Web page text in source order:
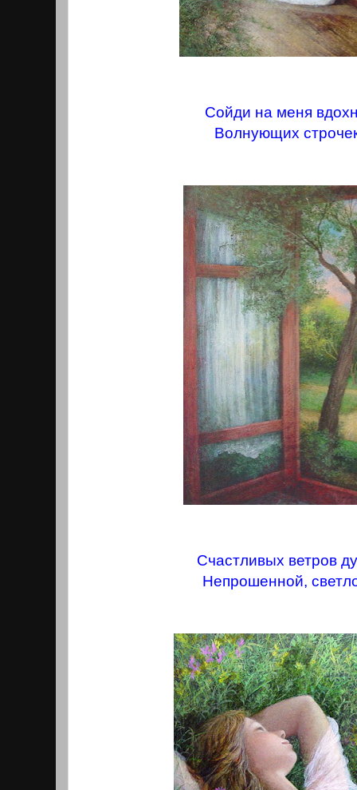
Сойди на меня
Волнующих
Счастливых ветров
Непрошенной,